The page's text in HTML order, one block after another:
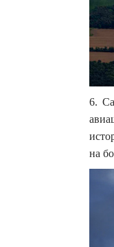
6.
на